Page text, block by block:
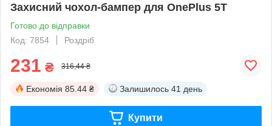
Захисний чохол-бампер для OnePlus 5T
Готово до відправки
Код: 7854
Роздріб
231 ₴ 316,44 ₴
Економія 85.44 ₴ Залишилось 41 день
Купити